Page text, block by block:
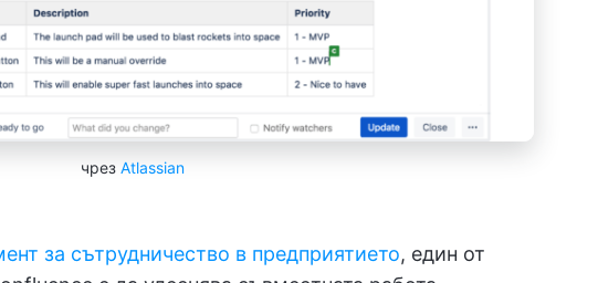
чрез Atlassian
за сътрудничество в предприятието, един от